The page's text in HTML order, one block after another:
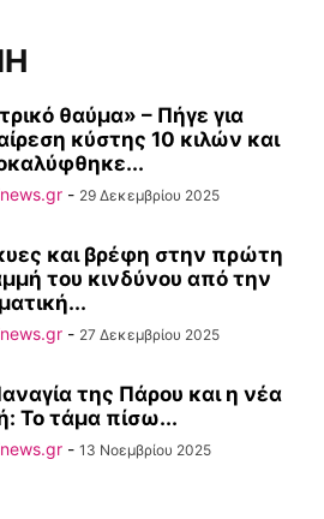
θαύμα» – Πήγε για
κύστης 10 κιλών και
- 29 Δεκεμβρίου 2025
και βρέφη στην πρώτη
του κινδύνου από την
- 27 Δεκεμβρίου 2025
της Πάρου και η νέα
Το τάμα πίσω...
- 13 Νοεμβρίου 2025